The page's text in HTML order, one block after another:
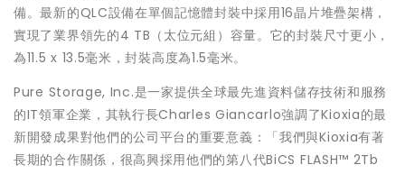
備。最新的QLC設備在單個記憶體封裝中採用16晶片堆疊架構，
實現了業界領先的4 TB（太位元組）容量。它的封裝尺寸更小，
為11.5 x 13.5毫米，封裝高度為1.5毫米。
Pure Storage, Inc.是一家提供全球最先進資料儲存技術和服務
的IT領軍企業，其執行長Charles Giancarlo強調了Kioxia的最
新開發成果對他們的公司平台的重要意義：「我們與Kioxia有著
長期的合作關係，很高興採用他們的第八代BiCS FLASH™ 2Tb